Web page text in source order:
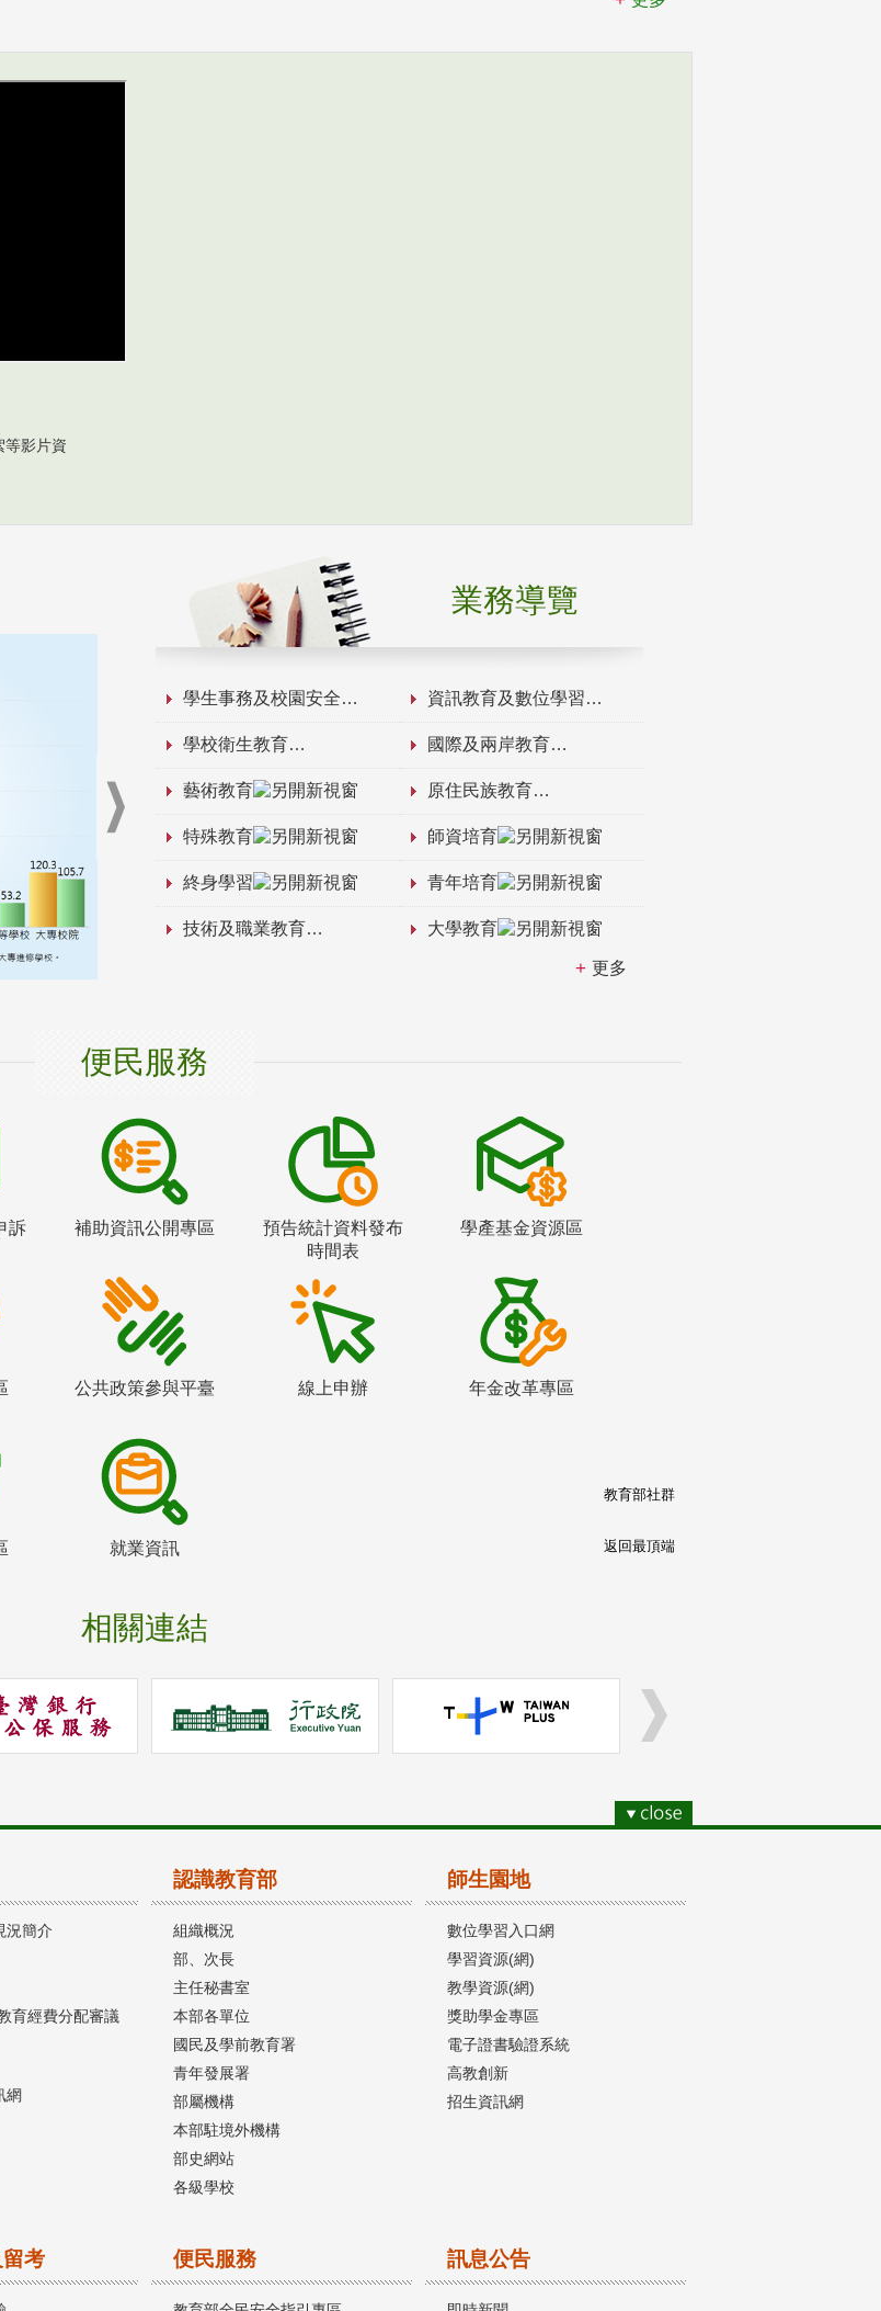
等影片資
業務導覽
學生事務及校園安全 資訊教育及數位學習
學校衛生教育 國際及兩岸教育
藝術教育 原住民族教育
特殊教育 師資培育
終身學習 青年培育
技術及職業教育 大學教育
更多
便民服務
訴 補助資訊公開專區
預告統計資料發布
時間表
學產基金資源區
公共政策參與平臺 線上申辦 年金改革專區
就業資訊
相關連結
教育部社群
返回最頂端
況簡介
育經費分配審議
網
認識教育部
組織概況
部、次長
主任秘書室
本部各單位
國民及學前教育署
青年發展署
部屬機構
本部駐境外機構
部史網站
各級學校
師生園地
數位學習入口網
學習資源(網)
教學資源(網)
獎助學金專區
電子證書驗證系統
高教創新
招生資訊網
考 便民服務 訊息公告